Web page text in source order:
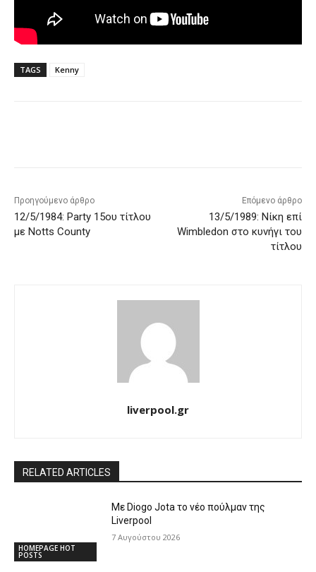
TAGS Kenny
Προηγούμενο άρθρο
12/5/1984: Party 15ου τίτλου
με Notts County
Επόμενο άρθρο
13/5/1989: Νίκη επί
Wimbledon στο κυνήγι του
τίτλου
liverpool.gr
RELATED ARTICLES
HOMEPAGE HOT
POSTS
Με Diogo Jota το νέο πούλμαν της
Liverpool
7 Αυγούστου 2026